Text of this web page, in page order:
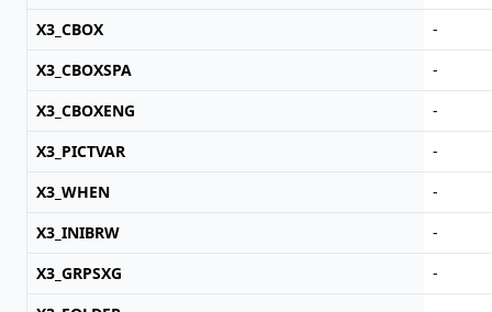
X3_CBOX
-
X3_CBOXSPA
-
X3_CBOXENG
-
X3_PICTVAR
-
X3_WHEN
-
X3_INIBRW
-
X3_GRPSXG
-